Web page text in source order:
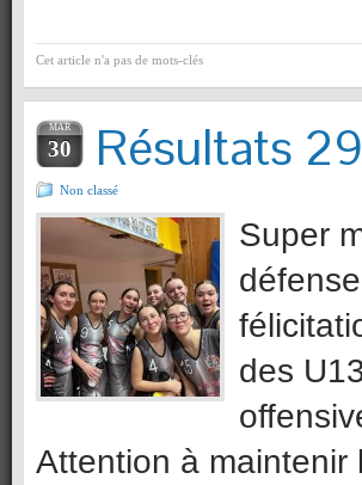
Cet article n'a pas de mots-clés
MAR
30 Résultats
Non classé
Super
des
Attention à